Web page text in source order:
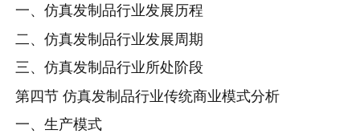
一、仿真发制品行业发展历程
二、仿真发制品行业发展周期
三、仿真发制品行业所处阶段
第四节 仿真发制品行业传统商业模式分析
一、生产模式